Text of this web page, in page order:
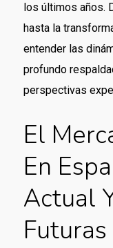
los últimos años.
hasta la
entender las
profundo
perspectivas
El
En
Actual
Futuras